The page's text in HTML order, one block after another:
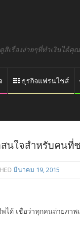
เรื่องง่ายๆที่ทำเงินได้คุ
ธุรกิจแฟรนไชส์
นใจสำหรับคนที่
มีนาคม 19, 2015
ได้ เชื่อว่าทุกคนถ่ายภา